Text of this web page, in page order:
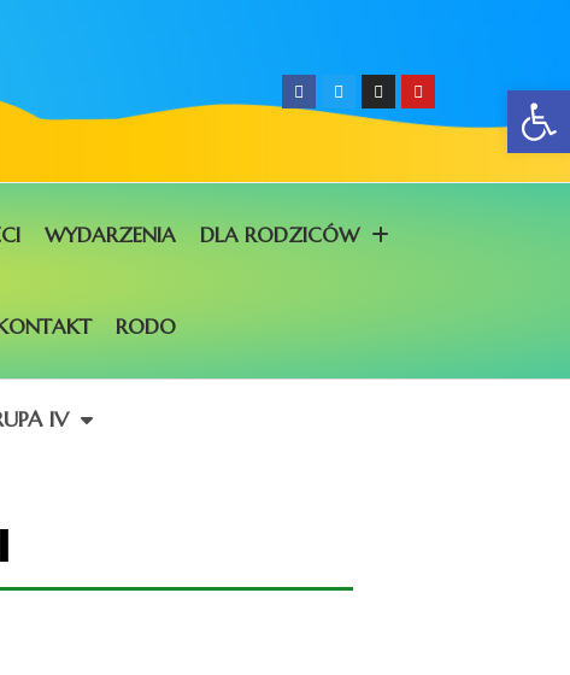
WYDARZENIA DLA RODZICÓW
RODO
IV